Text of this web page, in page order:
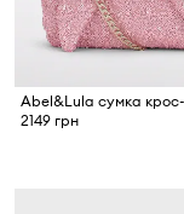
2149 грн